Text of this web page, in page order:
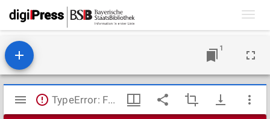
1
Mirador
TypeError: Failed to fetch